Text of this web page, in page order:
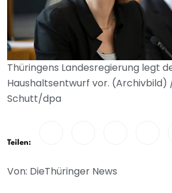
Thüringens Landesregierung legt
Haushaltsentwurf vor. (Archivbild)
Schutt/dpa
Teilen:
Von: DieThüringer News